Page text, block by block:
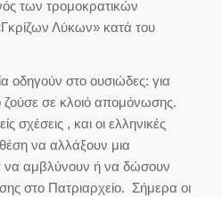
των τρομοκρατικών
Λύκων» κατά του
οδηγούν στο ουσιώδες: για
ζούσε σε κλοιό απομόνωσης.
σχέσεις , και οι ελληνικές
να αλλάξουν μια
να αμβλύνουν ή να δώσουν
στο Πατριαρχείο. Σήμερα οι